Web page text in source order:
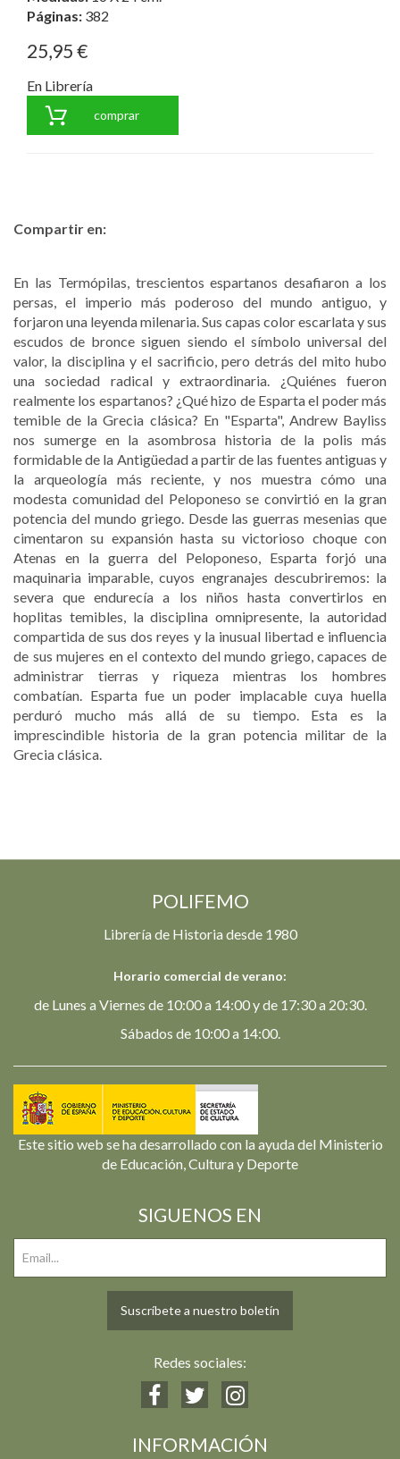
Páginas: 382
25,95 €
En Librería
comprar
Compartir en:
En las Termópilas, trescientos espartanos desafiaron a los
persas, el imperio más poderoso del mundo antiguo, y
forjaron una leyenda milenaria. Sus capas color escarlata y sus
escudos de bronce siguen siendo el símbolo universal del
valor, la disciplina y el sacrificio, pero detrás del mito hubo
una sociedad radical y extraordinaria. ¿Quiénes fueron
realmente los espartanos? ¿Qué hizo de Esparta el poder más
temible de la Grecia clásica? En "Esparta", Andrew Bayliss
nos sumerge en la asombrosa historia de la polis más
formidable de la Antigüedad a partir de las fuentes antiguas y
la arqueología más reciente, y nos muestra cómo una
modesta comunidad del Peloponeso se convirtió en la gran
potencia del mundo griego. Desde las guerras mesenias que
cimentaron su expansión hasta su victorioso choque con
Atenas en la guerra del Peloponeso, Esparta forjó una
maquinaria imparable, cuyos engranajes descubriremos: la
severaque endurecía a los niños hasta convertirlos en
hoplitas temibles, la disciplina omnipresente, la autoridad
compartida de sus dos reyes y la inusual libertad e influencia
de sus mujeres en el contexto del mundo griego, capaces de
administrar tierras y riqueza mientras los hombres
combatían. Esparta fue un poder implacable cuya huella
perduró mucho más allá de su tiempo. Esta es la
imprescindible historia de la gran potencia militar de la
Grecia clásica.
POLIFEMO
Librería de Historia desde 1980
Horario comercial de verano:
de Lunes a Viernes de 10:00 a 14:00 y de 17:30 a 20:30.
Sábados de 10:00 a 14:00.
Este sitio web se ha desarrollado con la ayuda del Ministerio
de Educación, Cultura y Deporte
SIGUENOS EN
Suscríbete a nuestro boletín
Redes sociales:
INFORMACIÓN